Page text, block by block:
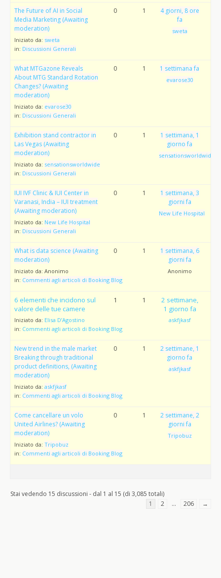
The Future of AI in Social
Media Marketing (Awaiting
moderation)
Iniziato da: sweta
in: Discussioni Generali
0 1
4 giorni, 8 ore
fa
sweta
What MTGazone Reveals
About MTG Standard Rotation
Changes? (Awaiting
moderation)
Iniziato da: evarose30
in: Discussioni Generali
0 1 1 settimana fa
evarose30
Exhibition stand contractor in
Las Vegas (Awaiting
moderation)
Iniziato da: sensationsworldwide
in: Discussioni Generali
0 1
1 settimana, 1
giorno fa
sensationsworldwide
IUI IVF Clinic & IUI Center in
Varanasi, India – IUI treatment
(Awaiting moderation)
Iniziato da: New Life Hospital
in: Discussioni Generali
0 1
1 settimana, 3
giorni fa
New Life Hospital
What is data science (Awaiting
moderation)
Iniziato da: Anonimo
in: Commenti agli articoli di Booking Blog
0 1
1 settimana, 6
giorni fa
Anonimo
6 elementi che incidono sul
valore delle tue camere
Iniziato da: Elisa D’Agostino
in: Commenti agli articoli di Booking Blog
1 1
2 settimane,
1 giorno fa
askfjkasf
New trend in the male market
Breaking through traditional
product definitions, (Awaiting
moderation)
Iniziato da: askfjkasf
in: Commenti agli articoli di Booking Blog
0 1
2 settimane, 1
giorno fa
askfjkasf
Come cancellare un volo
United Airlines? (Awaiting
moderation)
Iniziato da: Tripobuz
in: Commenti agli articoli di Booking Blog
0 1
2 settimane, 2
giorni fa
Tripobuz
Stai vedendo 15 discussioni - dal 1 al 15 (di 3,085 totali)
1
2 … 206 →